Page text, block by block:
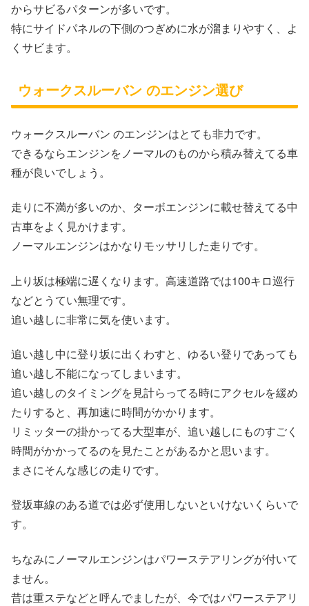
からサビるパターンが多いです。
特にサイドパネルの下側のつぎめに水が溜まりやすく、よ
くサビます。
ウォークスルーバン のエンジン選び
ウォークスルーバン のエンジンはとても非力です。
できるならエンジンをノーマルのものから積み替えてる車
種が良いでしょう。
走りに不満が多いのか、ターボエンジンに載せ替えてる中
古車をよく見かけます。
ノーマルエンジンはかなりモッサリした走りです。
上り坂は極端に遅くなります。高速道路では100キロ巡行
などとうてい無理です。
追い越しに非常に気を使います。
追い越し中に登り坂に出くわすと、ゆるい登りであっても
追い越し不能になってしまいます。
追い越しのタイミングを見計らってる時にアクセルを緩め
たりすると、再加速に時間がかかります。
リミッターの掛かってる大型車が、追い越しにものすごく
時間がかかってるのを見たことがあるかと思います。
まさにそんな感じの走りです。
登坂車線のある道では必ず使用しないといけないくらいで
す。
ちなみにノーマルエンジンはパワーステアリングが付いて
ません。
昔は重ステなどと呼んでましたが、今ではパワーステアリ